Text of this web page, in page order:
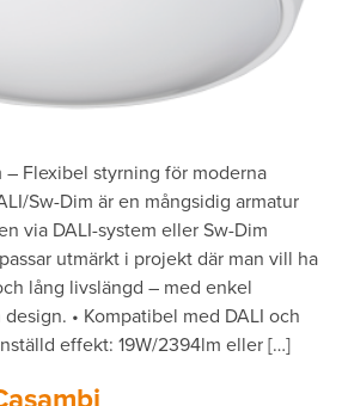
– Flexibel styrning för moderna
Sw-Dim är en mångsidig armatur
via DALI-system eller Sw-Dim
utmärkt i projekt där man vill ha
lång livslängd – med enkel
• Kompatibel med DALI och
effekt: 19W/2394lm eller […]